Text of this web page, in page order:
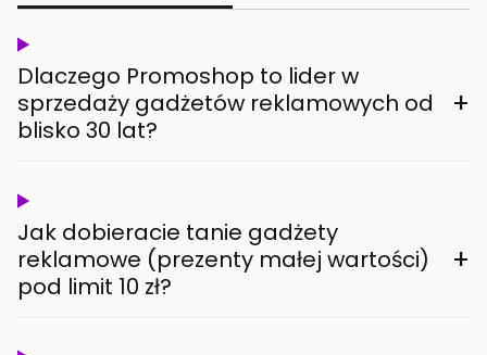
Dlaczego Promoshop to lider w
sprzedaży gadżetów reklamowych od
blisko 30 lat?
+
Jak dobieracie tanie gadżety
reklamowe (prezenty małej wartości)
pod limit 10 zł?
+